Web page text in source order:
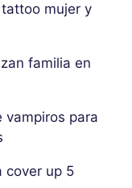
mujer y
familia en
vampiros para
cover up 5